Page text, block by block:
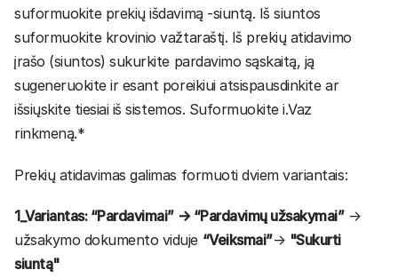
suformuokite prekių išdavimą -siuntą. Iš siuntos
suformuokite krovinio važtaraštį. Iš prekių atidavimo
įrašo (siuntos) sukurkite pardavimo sąskaitą, ją
sugeneruokite ir esant poreikiui atsispausdinkite ar
išsiųskite tiesiai iš sistemos. Suformuokite i.Vaz
rinkmeną.*
Prekių atidavimas galimas formuoti dviem variantais:
1_Variantas: “Pardavimai” → “Pardavimų užsakymai”→
užsakymo dokumento viduje “Veiksmai”→ "Sukurti
siuntą"